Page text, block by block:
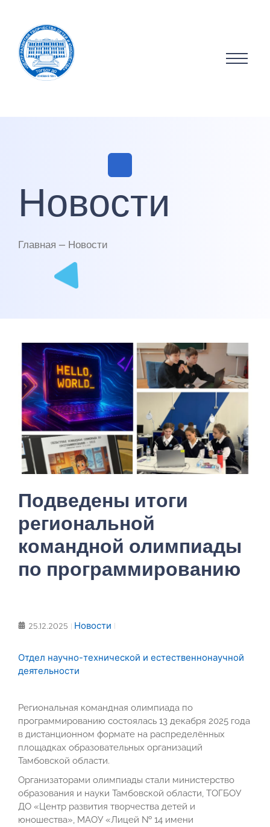
Новости
Главная — Новости
Подведены итоги
региональной
командной олимпиады
по программированию
25.12.2025 Новости
Отдел научно-технической и естественнонаучной
деятельности
Региональная командная олимпиада по
программированию состоялась 13 декабря 2025 года
в дистанционном формате на распределённых
площадках образовательных организаций
Тамбовской области.
Организаторами олимпиады стали министерство
образования и науки Тамбовской области, ТОГБОУ
ДО «Центр развития творчества детей и
юношества», МАОУ «Лицей № 14 имени